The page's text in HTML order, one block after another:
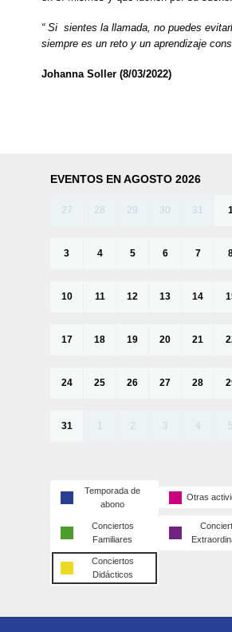
“ Si sientes la llamada, no puedes
siempre es un reto y un aprendizaje
Johanna Soller (8/03/2022)
EVENTOS EN AGOSTO 2026
27 28 29 30 31 1
3 4 5 6 7
10 11 12 13 14
17 18 19 20 21
24 25 26 27 28
31 1 2 3 4 5
Temporada de
abono
Otras
Conciertos
Familiares
Conciertos
Didácticos